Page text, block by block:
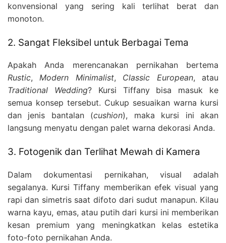
konvensional yang sering kali terlihat berat dan
monoton.
2. Sangat Fleksibel untuk Berbagai Tema
Apakah Anda merencanakan pernikahan bertema
Rustic,Modern Minimalist, Classic European, atau
Traditional Wedding? Kursi Tiffany bisa masuk ke
semua konsep tersebut. Cukup sesuaikan warna kursi
dan jenis bantalan (cushion), maka kursi ini akan
langsung menyatu dengan palet warna dekorasi Anda.
3. Fotogenik dan Terlihat Mewah di Kamera
Dalam dokumentasi pernikahan, visual adalah
segalanya. Kursi Tiffany memberikan efek visual yang
rapi dan simetris saat difoto dari sudut manapun. Kilau
warna kayu, emas, atau putih dari kursi ini memberikan
kesan premium yang meningkatkan kelas estetika
foto-foto pernikahan Anda.